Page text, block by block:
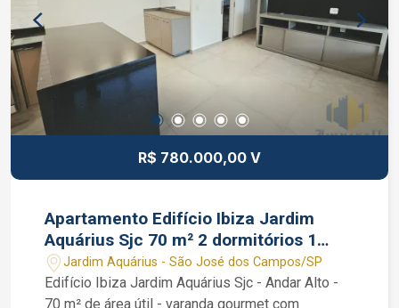
R$ 780.000,00 V
Apartamento Edifício Ibiza Jardim
Aquárius Sjc 70 m² 2 dormitórios 1
vaga coberta
Jardim Aquárius - São José dos Campos/SP
Edifício Ibiza Jardim Aquárius Sjc - Andar Alto -
70 m² de área útil - varanda gourmet com